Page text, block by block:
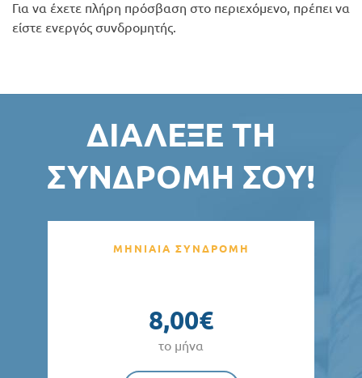
Για να έχετε πλήρη πρόσβαση στο περιεχόμενο, πρέπει να
είστε ενεργός συνδρομητής.
ΔΙΆΛΕΞΕ ΤΗ
ΣΥΝΔΡΟΜΉ ΣΟΥ!
ΜΗΝΙΑΙΑ ΣΥΝΔΡΟΜΗ
8,00€
το μήνα